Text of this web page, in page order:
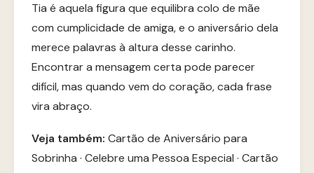
Tia é aquela figura que equilibra colo de mãe
com cumplicidade de amiga, e o aniversário dela
merece palavras à altura desse carinho.
Encontrar a mensagem certa pode parecer
difícil, mas quando vem do coração, cada frase
vira abraço.
Veja também: Cartão de Aniversário para
Sobrinha · Celebre uma Pessoa Especial · Cartão